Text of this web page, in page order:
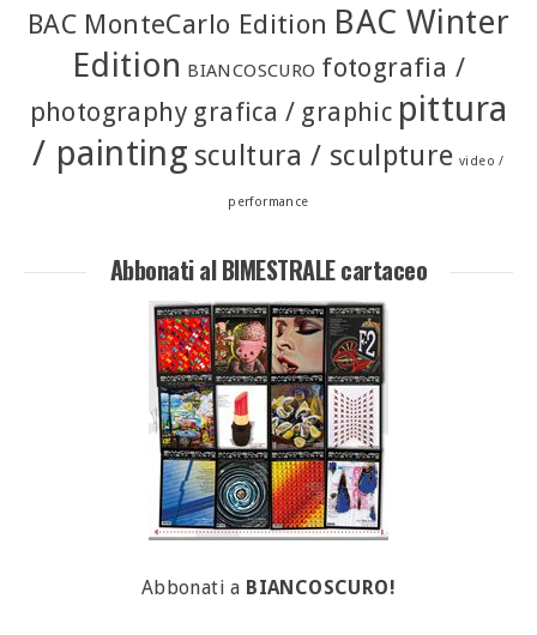
BAC MonteCarlo Edition BAC Winter
Edition BIANCOSCURO fotografia /
photography grafica / graphic pittura
/ painting scultura / sculpture video /
performance
Abbonati al BIMESTRALE cartaceo
Abbonati a BIANCOSCURO!